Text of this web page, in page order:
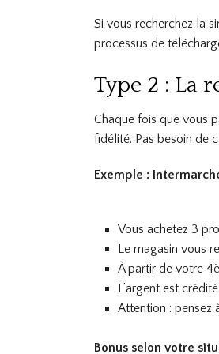
Si vous recherchez la
processus de
Type 2 : La
Chaque fois que vous
fidélité. Pas besoin de
Exemple :
Vous achetez 3
Le magasin vous
À partir de votre
L’argent est
Attention : pensez
Bonus selon votre